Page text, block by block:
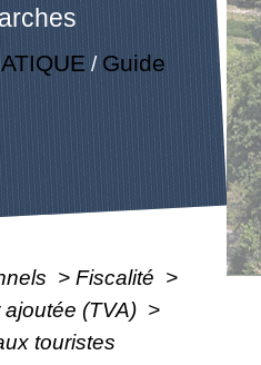
/ Guide
> Fiscalité >
(TVA) >
touristes